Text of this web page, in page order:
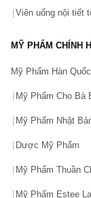
Viên uống nội tiết
MỸ PHẨM CHÍNH
Mỹ Phẩm Hàn Quốc
Mỹ Phẩm Cho Bà
Mỹ Phẩm Nhật
Dược Mỹ Phẩm
Mỹ Phẩm Thuần
Mỹ Phẩm Estee